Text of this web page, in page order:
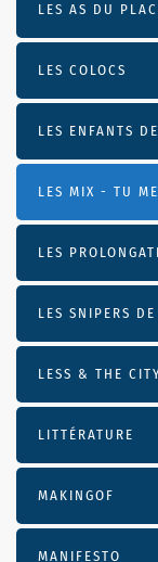
LES AS DU
LES COLOCS
LES ENFANTS
LES MIX - TU
LES
LES SNIPERS
LESS & THE
LITTÉRATURE
MAKINGOF
MANIFESTO